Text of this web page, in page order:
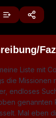
Liste mit
die Missionen
endloses
genannten
Mal eben